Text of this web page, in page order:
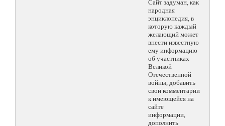
Сайт задуман, как
народная
энциклопедия, в
которую каждый
желающий может
внести известную
ему информацию
об участниках
Великой
Отечественной
войны, добавить
свои комментарии
к имеющейся на
сайте
информации,
дополнить